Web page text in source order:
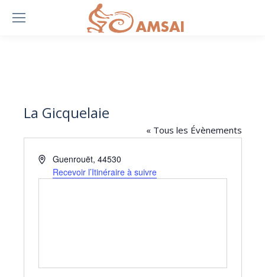
La Gicquelaie
« Tous les Évènements
AdresseGuenrouët, 44530
Recevoir l’Itinéraire à suivre